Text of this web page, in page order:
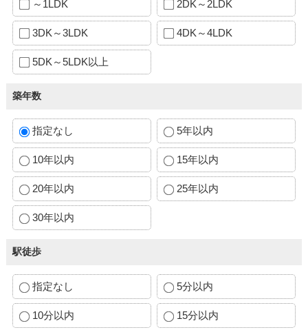
～1LDK 2DK～2LDK
3DK～3LDK 4DK～4LDK
5DK～5LDK以上
築年数
指定なし 5年以内
10年以内 15年以内
20年以内 25年以内
30年以内
駅徒歩
指定なし 5分以内
10分以内 15分以内